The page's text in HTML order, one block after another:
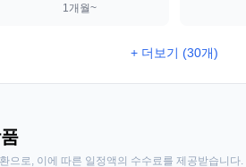
1개월~
+ 더보기 (30개)
으로, 이에 따른 일정액의 수수료를 제공받습니다.